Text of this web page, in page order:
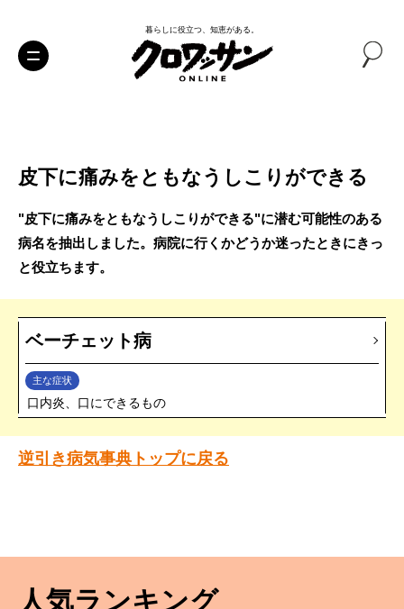
暮らしに役立つ、知恵がある。
皮下に痛みをともなうしこりができる
"皮下に痛みをともなうしこりができる"に潜む可能性のある
病名を抽出しました。病院に行くかどうか迷ったときにきっ
と役立ちます。
ベーチェット病
主な症状
口内炎、口にできるもの
逆引き病気事典トップに戻る
人気ランキング